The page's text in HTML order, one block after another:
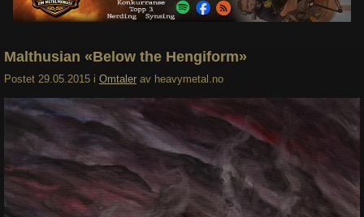
Søk
Malthusian «Below the Hengiform»
Postet 29.05.2015 i Omtaler av heavymetal.no